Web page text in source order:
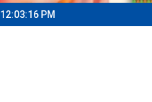
12:03:19 PM